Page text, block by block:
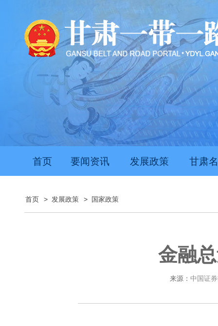
首页 要闻资讯 发展政策 甘肃
首页 > 发展政策 > 国家政策
金融
来源： 中国证